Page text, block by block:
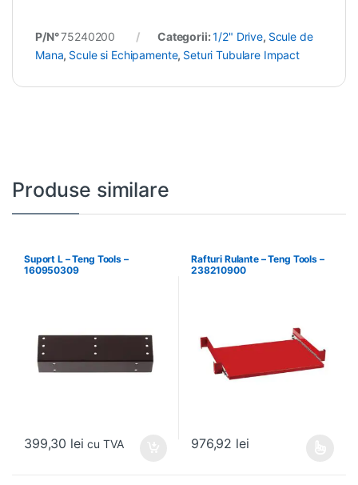
P/N°75240200 Categorii:1/2" Drive, Scule de
Mana, Scule si Echipamente, Seturi Tubulare Impact
Produse similare
Suport L – Teng Tools –
160950309
399,30 lei cu TVA
Rafturi Rulante – Teng Tools –
238210900
976,92 lei